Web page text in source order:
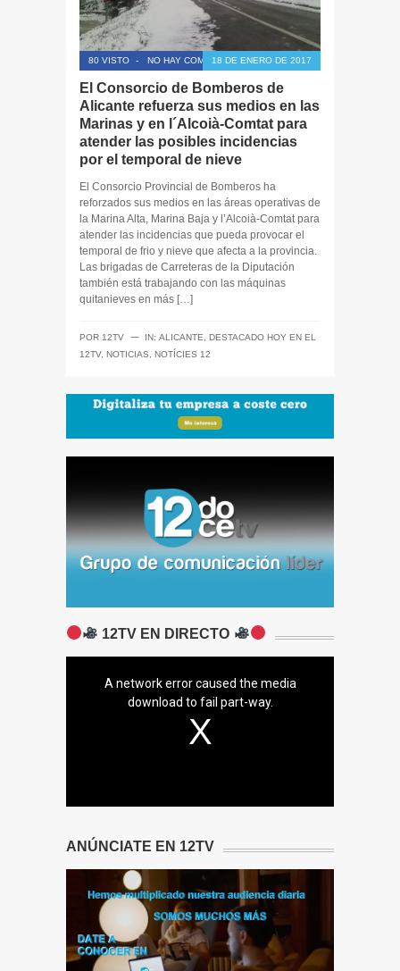
80 VISTO - NO HAY COMENTARIOS18 DE ENERO DE 2017
El Consorcio de Bomberos de
Alicante refuerza sus medios en las
Marinas y en l´Alcoià-Comtat para
atender las posibles incidencias
por el temporal de nieve
El Consorcio Provincial de Bomberos ha
reforzados sus medios en las áreas operativas de
la Marina Alta, Marina Baja y l’Alcoià-Comtat para
atender las incidencias que pueda provocar el
temporal de frio y nieve que afecta a la provincia.
Las brigadas de Carreteras de la Diputación
también está trabajando con las máquinas
quitanieves en más […]
POR 12TV ─ IN: ALICANTE
DESTACADO HOY EN EL
12TV, NOTICIAS NOTÍCIES 12
12TV EN DIRECTO
A network error caused the media
download to fail part-way.
ANÚNCIATE EN 12TV